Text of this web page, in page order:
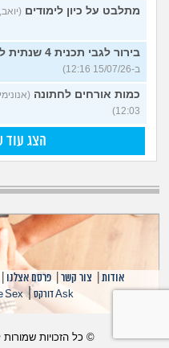
מתלבט על כיון לימודים (יואב, בן 27, כתב ב-
בירור לגבי תכנית 4 שנתית לרפואה
ב-15/07/26 12:16)
כמות אורחים לחתונה
12:03)
הצג
אודות צור קשר |פרסם אצלנו
Ask דורקס |
Sex
© כל הזכויות שמורות